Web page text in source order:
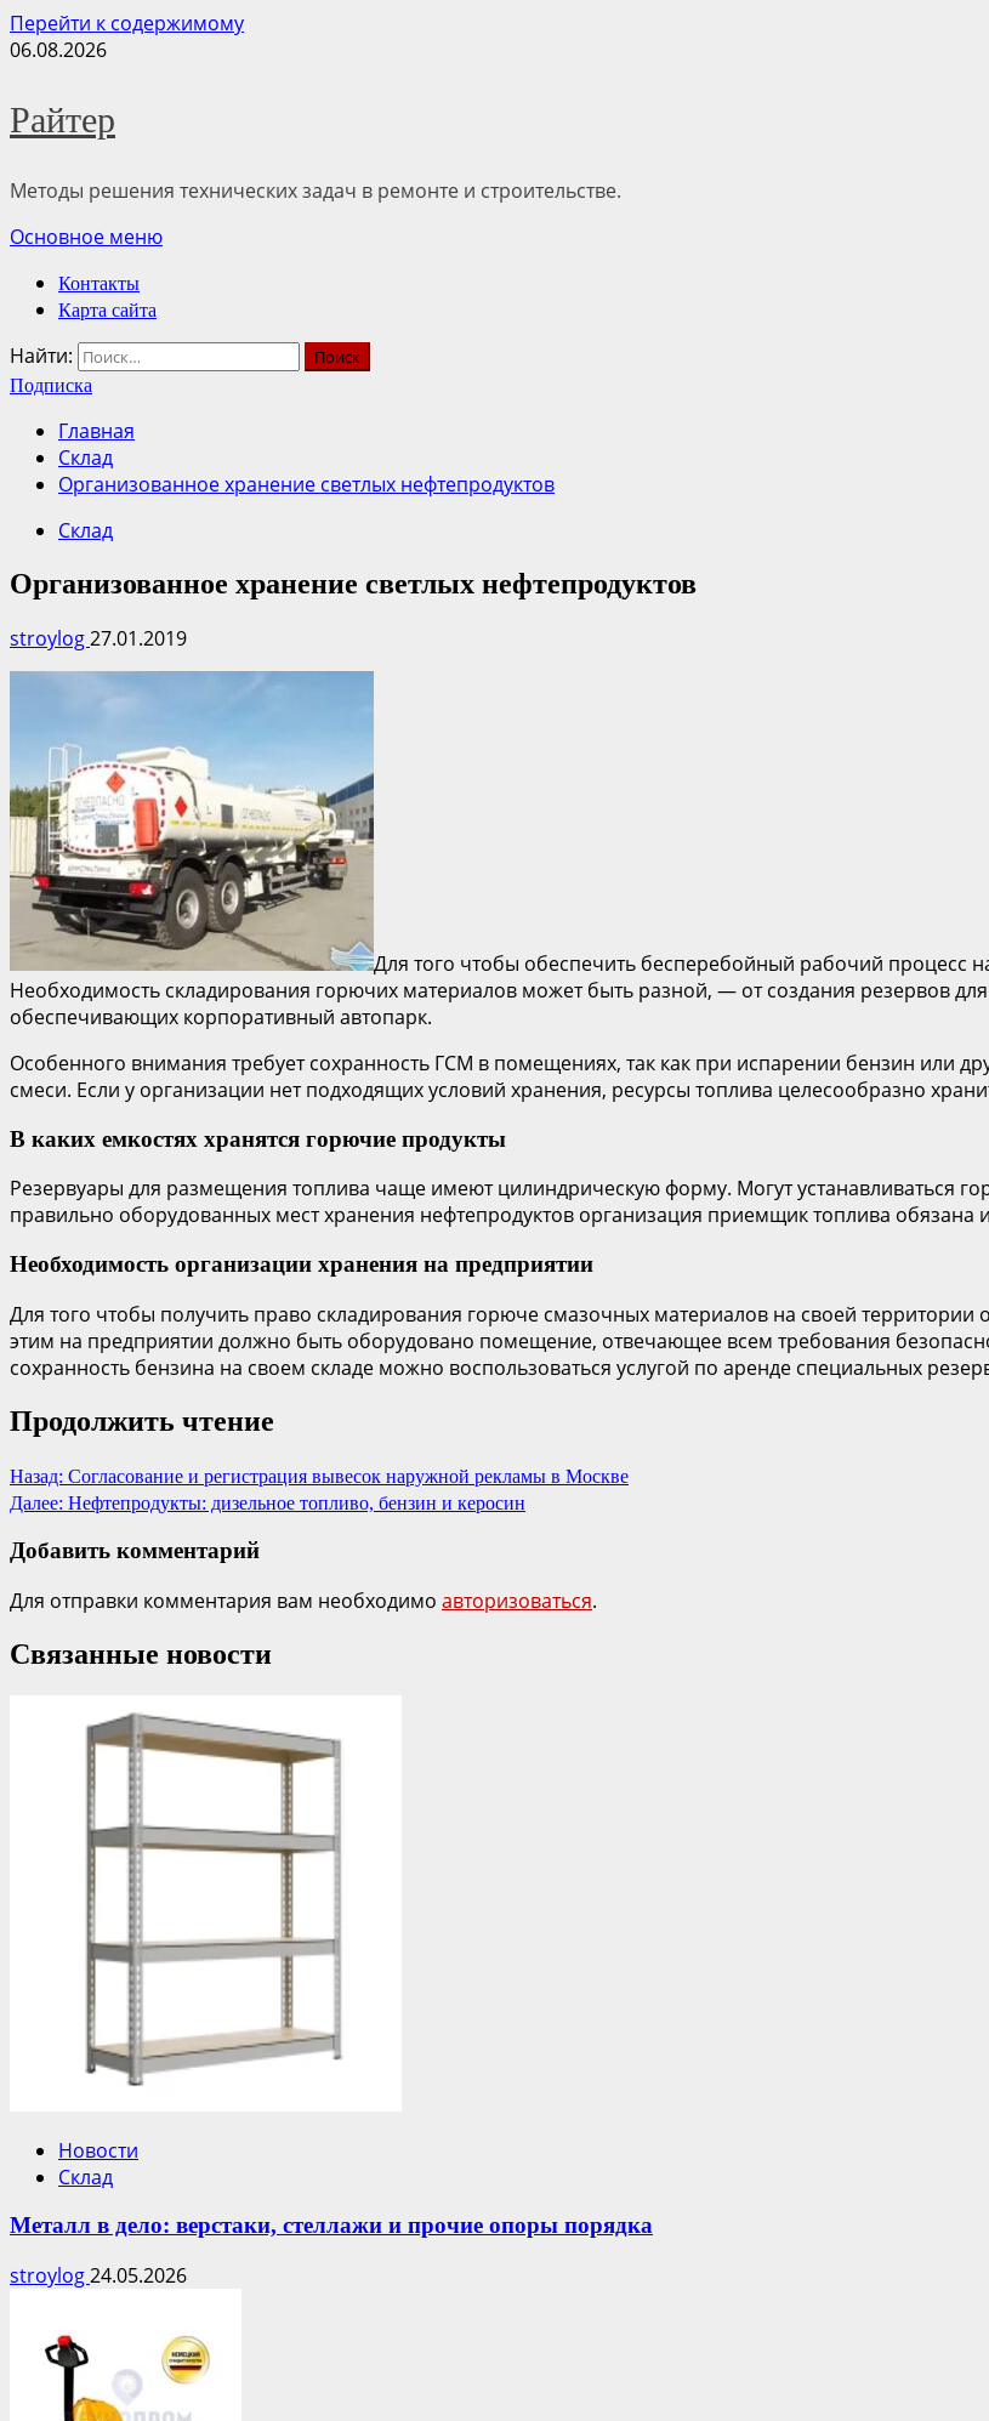
Перейти к содержимому
06.08.2026
Райтер
Методы решения технических задач в ремонте и строительстве.
Основное меню
Контакты
Карта сайта
Найти:
Подписка
Главная
Склад
Организованное хранение светлых нефтепродуктов
Склад
Организованное хранение светлых нефтепродуктов
stroylog27.01.2019
Для того чтобы обеспечить бесперебойный рабочий процесс
Необходимость складирования горючих материалов может быть разной, — от создания резервов
обеспечивающих корпоративный автопарк.
Особенного внимания требует сохранность ГСМ в помещениях, так как при испарении бензин или
смеси. Если у организации нет подходящих условий хранения, ресурсы топлива целесообразно
В каких емкостях хранятся горючие продукты
Резервуары для размещения топлива чаще имеют цилиндрическую форму. Могут устанавливаться
правильно оборудованных мест хранения нефтепродуктов организация приемщик топлива обязана
Необходимость организации хранения на предприятии
Для того чтобы получить право складирования горюче смазочных материалов на своей
этим на предприятии должно быть оборудовано помещение, отвечающее всем требования
сохранность бензина на своем складе можно воспользоваться услугой по аренде специальных
Продолжить чтение
Назад: Согласование и регистрация вывесок наружной рекламы в Москве
Далее: Нефтепродукты: дизельное топливо, бензин и керосин
Добавить комментарий
Для отправки комментария вам необходимо авторизоваться.
Связанные новости
Новости
Склад
Металл в дело: верстаки, стеллажи и прочие опоры порядка
stroylog24.05.2026